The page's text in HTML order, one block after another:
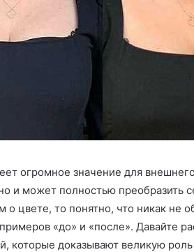
огромное значение для
и может полностью преобразить
о цвете, то понятно, что никак не
«до» и «после». Давайте
которые доказывают великую роль